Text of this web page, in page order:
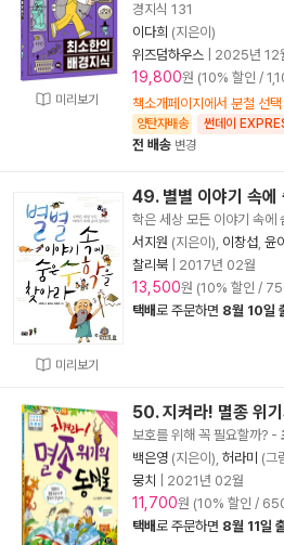
미리보기
경지식 131
이다희 (지은이)
위즈덤하우스
2025년 12
19,800원 (10% 할인 /
책소개페이지에서 분철 선
양탄자배송 썬데이
전 배송 변경
미리보기
49. 별별 이야기 속에
학은 세상 모든 이야기 속에
서지원 (지은이), 이창섭 윤
찰리북
2017년 02월
13,500원 (10% 할인 /
택배로 주문하면 8월 10일
50. 지켜라! 멸종 위
보호를 위해 꼭 필요할까? -
백은영 (지은이), 허라미 (그
뭉치
2021년 02월
11,700원 (10% 할인 /
택배로 주문하면 8월 11일